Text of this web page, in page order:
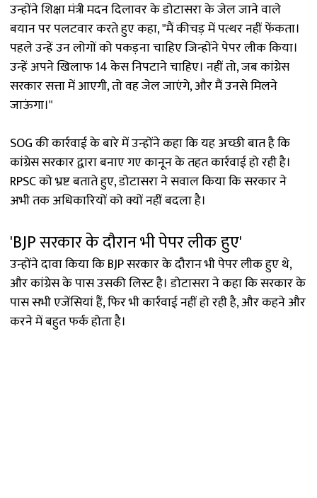
उन्होंने शिक्षा मंत्री मदन दिलावर के डोटासरा के जेल जाने वाले
बयान पर पलटवार करते हुए कहा, "मैं कीचड़ में पत्थर नहीं फेंकता।
पहले उन्हें उन लोगों को पकड़ना चाहिए जिन्होंने पेपर लीक किया।
उन्हें अपने खिलाफ 14 केस निपटाने चाहिए। नहीं तो, जब कांग्रेस
सरकार सत्ता में आएगी, तो वह जेल जाएंगे, और मैं उनसे मिलने
जाऊंगा।"
SOG की कार्रवाई के बारे में उन्होंने कहा कि यह अच्छी बात है कि
कांग्रेस सरकार द्वारा बनाए गए कानून के तहत कार्रवाई हो रही है।
RPSC को भ्रष्ट बताते हुए, डोटासरा ने सवाल किया कि सरकार ने
अभी तक अधिकारियों को क्यों नहीं बदला है।
'BJP सरकार के दौरान भी पेपर लीक हुए'
उन्होंने दावा किया कि BJP सरकार के दौरान भी पेपर लीक हुए थे,
और कांग्रेस के पास उसकी लिस्ट है। डोटासरा ने कहा कि सरकार के
पास सभी एजेंसियां ​​हैं, फिर भी कार्रवाई नहीं हो रही है, और कहने और
करने में बहुत फर्क होता है।